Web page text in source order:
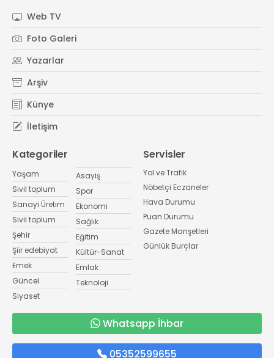
Web TV
Foto Galeri
Yazarlar
Arşiv
Künye
İletişim
Kategoriler
Yaşam
Sivil toplum
Sanayi Üretim
Sivil toplum
Şehir
Şiir edebiyat
Emek
Güncel
Siyaset
Asayiş
Spor
Ekonomi
Sağlık
Eğitim
Kültür-Sanat
Emlak
Teknoloji
Servisler
Yol ve Trafik
Nöbetçi Eczaneler
Hava Durumu
Puan Durumu
Gazete Manşetleri
Günlük Burçlar
Whatsapp İhbar
05352599655